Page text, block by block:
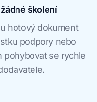
školení
hotový dokument
podpory nebo
pohybovat se rychle